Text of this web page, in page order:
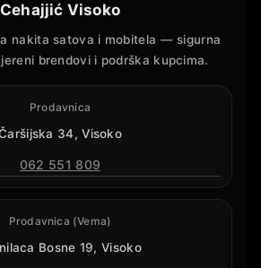
Cehajjić Visoko
nakita satova i mobitela — sigurna
brendovi i podrška kupcima.
Prodavnica
34, Visoko
062 551 809
Prodavnica (Vema)
Bosne 19, Visoko